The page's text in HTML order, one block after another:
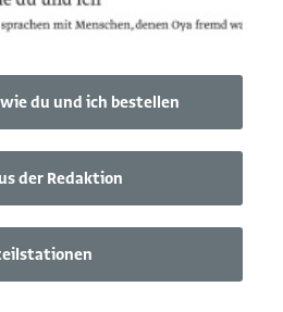
du und ich bestellen
der Redaktion